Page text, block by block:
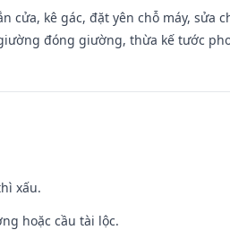
cửa, kê gác, đặt yên chỗ máy,
đóng giường, thừa kế tước
xấu.
hoặc cầu tài lộc.